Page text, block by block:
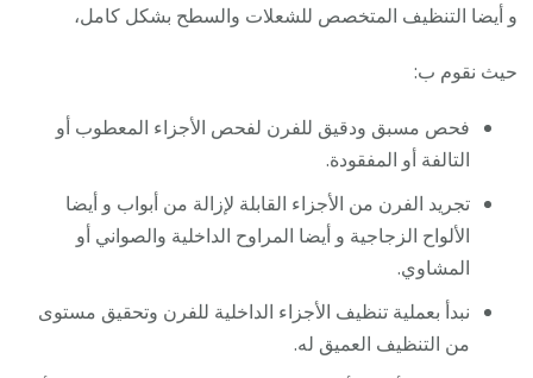
و أيضا التنظيف المتخصص للشعلات والسطح بشكل كامل،
حيث نقوم ب:
فحص مسبق ودقيق للفرن لفحص الأجزاء المعطوب أو
التالفة أو المفقودة.
تجريد الفرن من الأجزاء القابلة لإزالة من أبواب و أيضا
الألواح الزجاجية و أيضا المراوح الداخلية والصواني أو
المشاوي.
نبدأ بعملية تنظيف الأجزاء الداخلية للفرن وتحقيق مستوى
من التنظيف العميق له.